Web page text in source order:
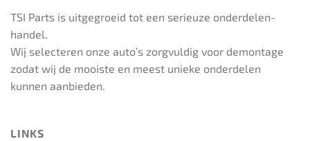
TSI Parts is uitgegroeid tot een serieuze onderdelen-
handel.
Wij selecteren onze auto’s zorgvuldig voor demontage
zodat wij de mooiste en meest unieke onderdelen
kunnen aanbieden.
LINKS